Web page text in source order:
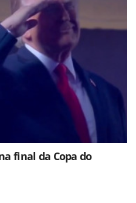
final da Copa do